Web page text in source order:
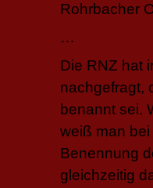
Rohrbacher
…
Die RNZ hat
nachgefragt,
benannt sei.
weiß man
Benennung
gleichzeitig